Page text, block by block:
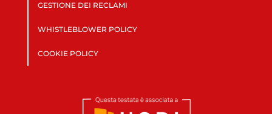
GESTIONE DEI RECLAMI
WHISTLEBLOWER POLICY
COOKIE POLICY